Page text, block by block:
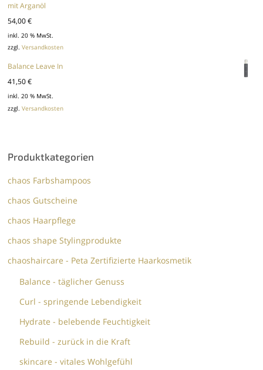
mit Arganöl
54,00€
inkl. 20 % MwSt.
zzgl.Versandkosten
Balance Leave In
41,50€
inkl. 20 % MwSt.
zzgl.Versandkosten
Produktkategorien
chaos Farbshampoos
chaos Gutscheine
chaos Haarpflege
chaos shape Stylingprodukte
chaoshaircare - Peta Zertifizierte Haarkosmetik
Balance - täglicher Genuss
Curl - springende Lebendigkeit
Hydrate - belebende Feuchtigkeit
Rebuild - zurück in die Kraft
skincare - vitales Wohlgefühl